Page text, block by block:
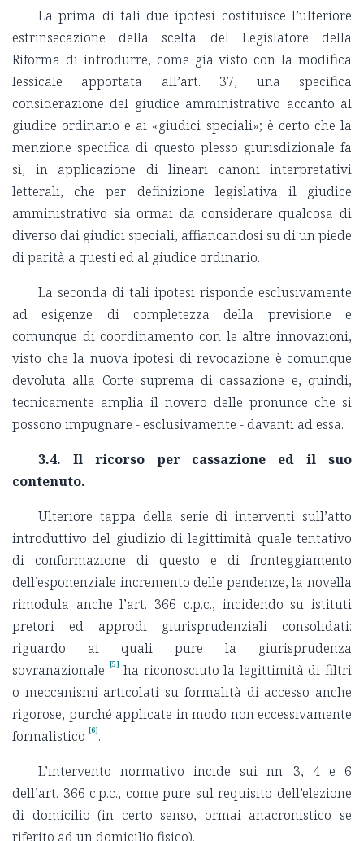
La prima di tali due ipotesi costituisce l’ulteriore
estrinsecazione della scelta del Legislatore della
Riforma di introdurre, come già visto con la modifica
lessicale apportata all’art. 37, una specifica
considerazione del giudice amministrativo accanto al
giudice ordinario e ai «giudici speciali»; è certo che la
menzione specifica di questo plesso giurisdizionale fa
sì, in applicazione di lineari canoni interpretativi
letterali, che per definizione legislativa il giudice
amministrativo sia ormai da considerare qualcosa di
diverso dai giudici speciali, affiancandosi su di un piede
di parità a questi ed al giudice ordinario.
La seconda di tali ipotesi risponde esclusivamente
ad esigenze di completezza della previsione e
comunque di coordinamento con le altre innovazioni,
visto che la nuova ipotesi di revocazione è comunque
devoluta alla Corte suprema di cassazione e, quindi,
tecnicamente amplia il novero delle pronunce che si
possono impugnare - esclusivamente - davanti ad essa.
3.4.
Il ricorso per cassazione ed il suo
contenuto.
Ulteriore tappa della serie di interventi sull’atto
introduttivo del giudizio di legittimità quale tentativo
di conformazione di questo e di fronteggiamento
dell’esponenziale incremento delle pendenze, la novella
rimodula anche l’art. 366 c.p.c., incidendo su istituti
pretori ed approdi giurisprudenziali consolidati:
riguardo ai quali pure la giurisprudenza
sovranazionale [5] ha riconosciuto la legittimità di filtri
o meccanismi articolati su formalità di accesso anche
rigorose, purché applicate in modo non eccessivamente
formalistico [6].
L’intervento normativo incide sui nn. 3, 4 e 6
dell’art. 366 c.p.c., come pure sul requisito dell’elezione
di domicilio (in certo senso, ormai anacronistico se
riferito ad un domicilio fisico).